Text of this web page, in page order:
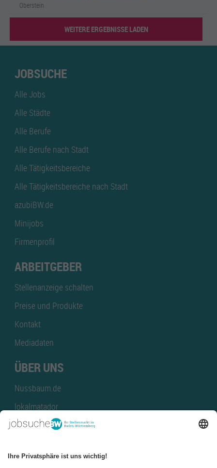
Oberstein
WEITERE ERGEBNISSE LADEN
JOBSUCHE
Alle Jobs
Alle Städte
Alle Berufe
Alle Berufe nach Stadt
Alle Tätigkeitsbereiche
Alle Tätigkeitsbereiche nach Stadt
azubiBW.de
Minijobs
Firmenprofil
ARBEITGEBER
Stellenanzeige schalten
Preise und Produkte
Kontakt
Mediadaten
ÜBER UNS
Nussbaum.de
lokalmatador
kaufinBW
NussbaumID